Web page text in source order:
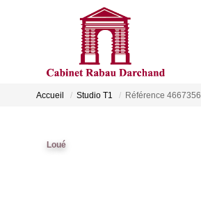
Accueil Studio T1 Référence 4667356
Loué